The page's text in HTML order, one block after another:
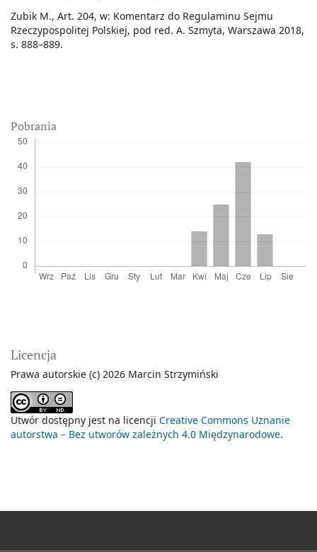
Pobrania
Zubik M., Art. 204, w: Komentarz do Regulaminu Sejmu
Rzeczypospolitej Polskiej, pod red. A. Szmyta, Warszawa 2018,
s. 888–889.
Licencja
Prawa autorskie (c) 2026 Marcin Strzymiński
Utwór dostępny jest na licencji Creative Commons Uznanie
autorstwa – Bez utworów zależnych 4.0 Międzynarodowe.